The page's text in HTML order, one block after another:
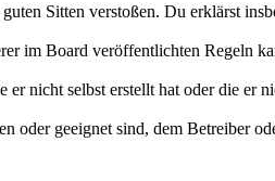
Sitten verstoßen. Du erklärst
im Board veröffentlichten Regeln
nicht selbst erstellt hat oder die er
oder geeignet sind, dem Betreiber